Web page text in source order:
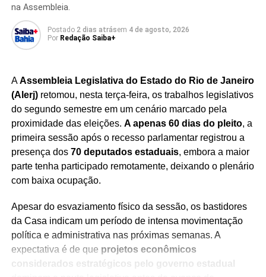
com que o desempenho da Danone no Brasil avance em
ritmo superior ao registrado pela matriz francesa nos
próximos anos.
apresentado crescimento consistente no país,
impulsionado por consumidores interessados em hábitos
de vida mais saudáveis.
Com a expansão da produção,
a Danone busca atender à demanda crescente e
consolidar sua liderança em uma categoria que
ganha cada vez mais espaço nas gôndolas e na
preferência dos brasileiros.
Redação Saiba+
na Assembleia.
Postado 2 dias atrásem 4 de agosto, 2026
Por Redação Saiba+
AAssembleia Legislativa do Estado do Rio de Janeiro
(Alerj)retomou, nesta terça-feira, os trabalhos legislativos
do segundo semestre em um cenário marcado pela
proximidade das eleições. A apenas 60 dias do pleito, a
primeira sessão após o recesso parlamentar registrou a
presença dos 70 deputados estaduais, embora a maior
parte tenha participado remotamente, deixando o plenário
com baixa ocupação.
Apesar do esvaziamento físico da sessão, os bastidores
da Casa indicam um período de intensa movimentação
política e administrativa nas próximas semanas. A
expectativa é de que projetos econômicos
considerados estratégicos pelo governo estadual